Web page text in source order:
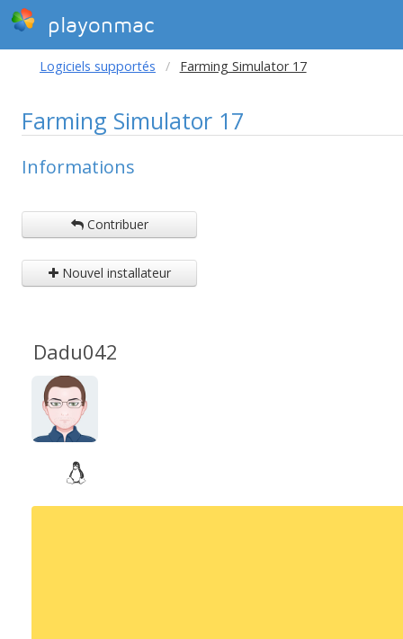
playonmac
Logiciels supportés Farming Simulator 17
Farming Simulator 17
Informations
Contribuer
Nouvel installateur
Dadu042